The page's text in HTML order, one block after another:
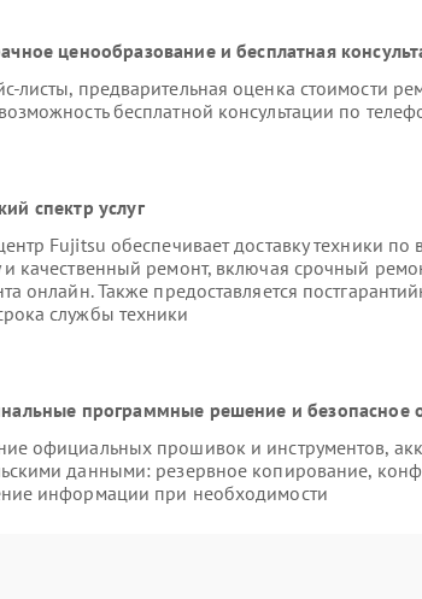
ценообразование и бесплатная
листы, предварительная оценка стоимости
бесплатной консультации по
спектр услуг
Fujitsu обеспечивает доставку техники по
и качественный ремонт, включая срочный
онлайн. Также предоставляется
службы техники
программные решение и безопасное
официальных прошивок и инструментов,
данными: резервное копирование,
информации при необходимости